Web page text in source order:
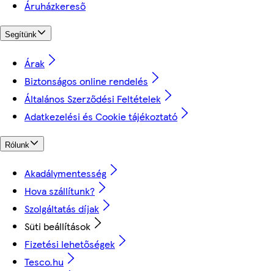
Áruházkereső
Segítünk
Árak
Biztonságos online rendelés
Általános Szerződési Feltételek
Adatkezelési és Cookie tájékoztató
Rólunk
Akadálymentesség
Hova szállítunk?
Szolgáltatás díjak
Süti beállítások
Fizetési lehetőségek
Tesco.hu